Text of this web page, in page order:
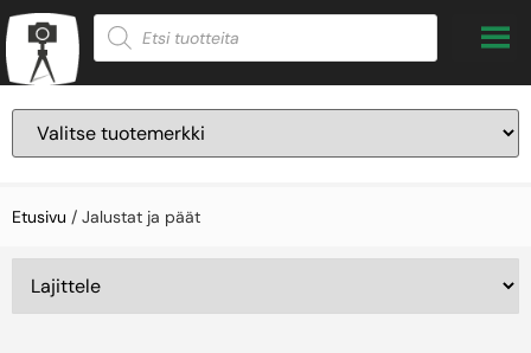
Etusivu / Jalustat ja päät